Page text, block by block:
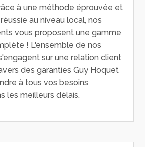
à une méthode éprouvée et
au niveau local, nos
vous proposent une gamme
! L'ensemble de nos
sur une relation client
des garanties Guy Hoquet
à tous vos besoins
les meilleurs délais.